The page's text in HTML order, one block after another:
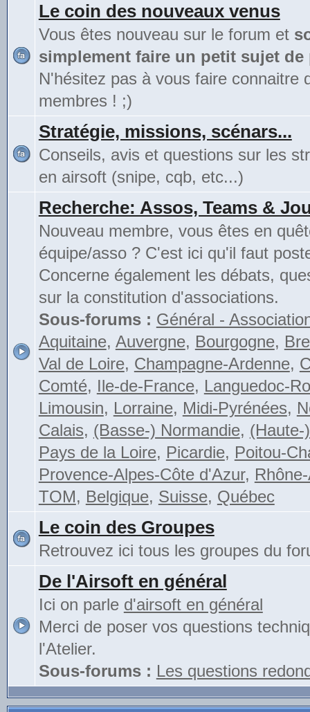
Le coin des nouveaux venus
Vous êtes nouveau sur le forum et
simplement faire un petit sujet
N'hésitez pas à vous faire connaitre
membres ! ;)
Stratégie, missions, scénars...
Conseils, avis et questions sur les
en airsoft (snipe, cqb, etc...)
Recherche: Assos, Teams &
Nouveau membre, vous êtes en
équipe/asso ? C'est ici qu'il faut
Concerne également les débats,
sur la constitution d'associations.
Sous-forums : Général -
Aquitaine, Auvergne, Bourgogne,
Val de Loire, Champagne-Ardenne,
Comté, Ile-de-France, Languedoc-
Limousin, Lorraine, Midi-Pyrénées,
Calais, (Basse-) Normandie, (Haute-
Pays de la Loire, Picardie, Poitou-
Provence-Alpes-Côte d'Azur,
TOM, Belgique, Suisse, Québec
Le coin des Groupes
Retrouvez ici tous les groupes du
De l'Airsoft en général
Ici on parle d'airsoft en général
Merci de poser vos questions
l'Atelier.
Sous-forums : Les questions